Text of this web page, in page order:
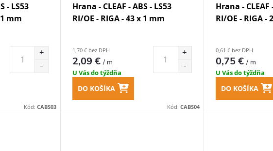
- LS53
mm
Kód:CABS03
Hrana - CLEAF - ABS - LS53
RI/OE - RIGA - 43 x 1 mm
1,70 € bez DPH
2,09 €/ m
U Vás do týždňa
DO KOŠÍKA
Kód: CABS04
Hrana - CLEAF
RI/OE - RIGA -
0,61 € bez DPH
0,75 €/ m
U Vás do týždňa
DO KOŠÍKA